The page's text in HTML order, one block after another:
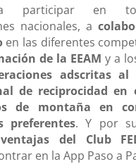
participar en
nacionales, a
en las diferentes
de la EEAM y a
adscritas al
de reciprocidad en
de montaña en
preferentes. Y por
ventajas del Club
en la App Paso a